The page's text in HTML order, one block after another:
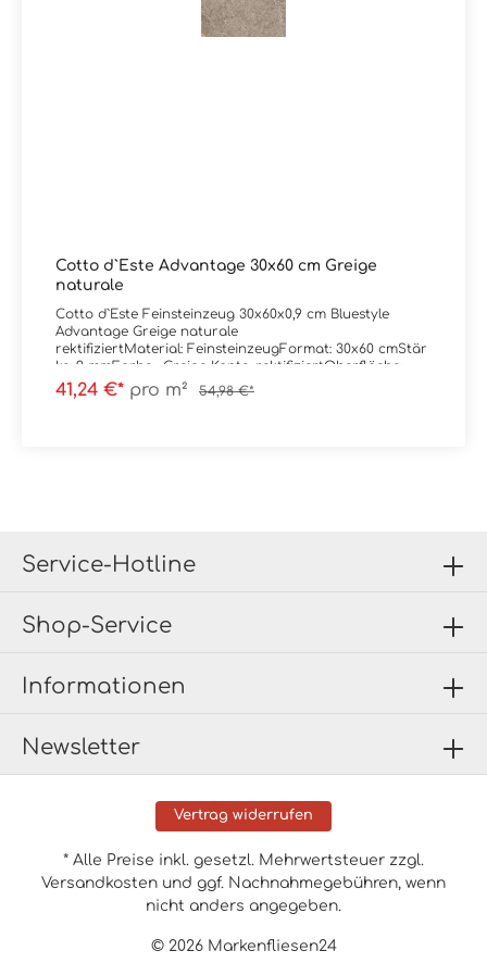
Cotto d`Este Advantage 30x60 cm Greige
naturale
Cotto d`Este Feinsteinzeug 30x60x0,9 cm Bluestyle
Advantage Greige naturale
rektifiziertMaterial: FeinsteinzeugFormat: 30x60 cmStär
ke: 9 mmFarbe: Greige Kante: rektifiziertOberfläche:
naturaleTrittsicherheit: -- Verpackungsdaten:Paketinhalt:
1,62 m²Paletteninhalt: 51,84 m²
41,24 €* pro m² 54,98 €*
Newsletter
Service-Hotline
Shop-Service
Informationen
Vertrag widerrufen
© 2026 Markenfliesen24
* Alle Preise inkl. gesetzl. Mehrwertsteuer zzgl.
Versandkosten und ggf. Nachnahmegebühren, wenn
nicht anders angegeben.